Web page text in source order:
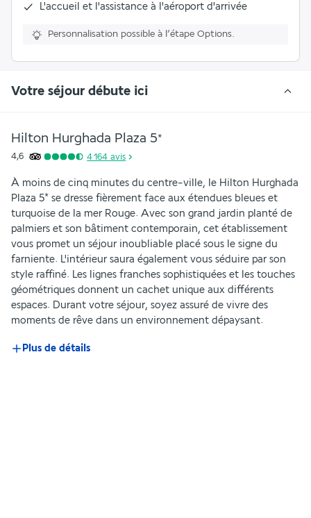
L'accueil et l'assistance à l'aéroport d'arrivée
Personnalisation possible à l’étape Options.
Votre séjour débute ici
Hilton Hurghada Plaza 5*
4,6 4 164 avis
À moins de cinq minutes du centre-ville, le Hilton Hurghada
Plaza 5* se dresse fièrement face aux étendues bleues et
turquoise de la mer Rouge. Avec son grand jardin planté de
palmiers et son bâtiment contemporain, cet établissement
vous promet un séjour inoubliable placé sous le signe du
farniente. L'intérieur saura également vous séduire par son
style raffiné. Les lignes franches sophistiquées et les touches
géométriques donnent un cachet unique aux différents
espaces. Durant votre séjour, soyez assuré de vivre des
moments de rêve dans un environnement dépaysant.
Plus de détails